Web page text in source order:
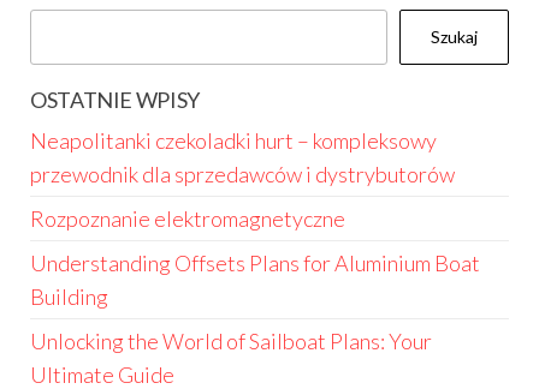
Szukaj
OSTATNIE WPISY
Neapolitanki czekoladki hurt – kompleksowy
przewodnik dla sprzedawców i dystrybutorów
Rozpoznanie elektromagnetyczne
Understanding Offsets Plans for Aluminium Boat
Building
Unlocking the World of Sailboat Plans: Your
Ultimate Guide